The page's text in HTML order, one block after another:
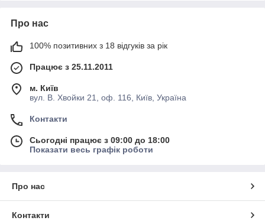
Про нас
100% позитивних з 18 відгуків за рік
Працює з 25.11.2011
м. Київ
вул. В. Хвойки 21, оф. 116, Київ, Україна
Контакти
Сьогодні працює з 09:00 до 18:00
Показати весь графік роботи
Про нас
Контакти